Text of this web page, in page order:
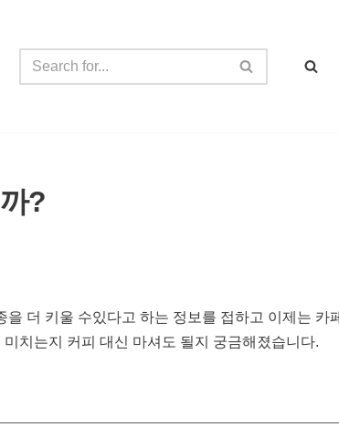
?
더 키울 수있다고 하는 정보를 접하고 이제는 카
치는지 커피 대신 마셔도 될지 궁금해졌습니다.